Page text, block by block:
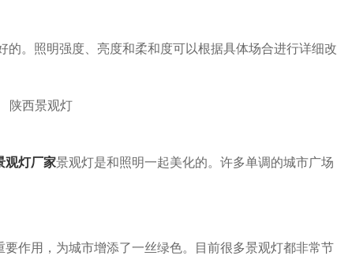
的。照明强度、亮度和柔和度可以根据具体场合进行详细改
观灯厂家景观灯是和照明一起美化的。许多单调的城市广场
作用，为城市增添了一丝绿色。目前很多景观灯都非常节